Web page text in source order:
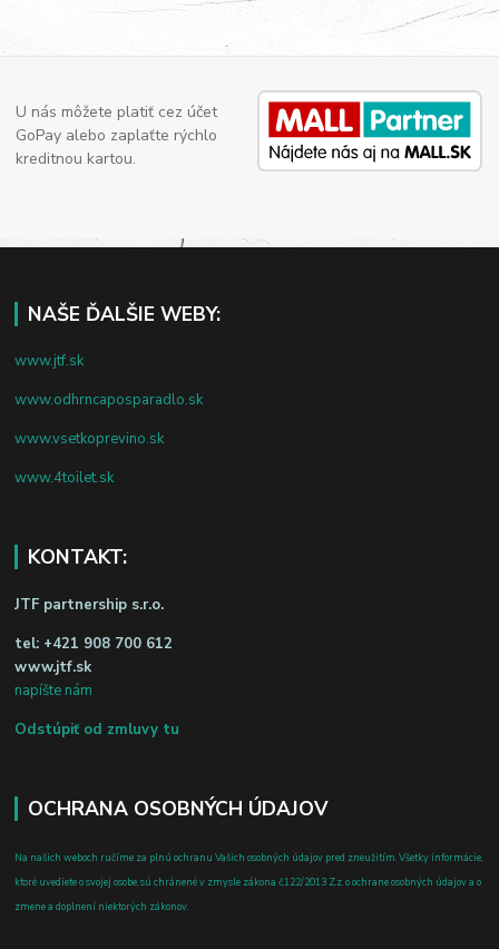
U nás môžete platiť cez účet
GoPay alebo zaplaťte rýchlo
kreditnou kartou.
NAŠE ĎALŠIE WEBY:
www.jtf.sk
www.odhrncaposparadlo.sk
www.vsetkoprevino.sk
www.4toilet.sk
KONTAKT:
JTF partnership s.r.o.
tel: +421 908 700 612
www.jtf.sk
napíšte nám
Odstúpiť od zmluvy tu
OCHRANA OSOBNÝCH ÚDAJOV
Na našich weboch ručíme za plnú ochranu Vašich osobných údajov pred zneužitím. Všetky informácie,
ktoré uvediete o svojej osobe, sú chránené v zmysle zákona č.122/2013 Z.z. o ochrane osobných údajov a o
zmene a doplnení niektorých zákonov.